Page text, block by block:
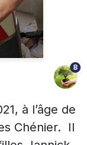
8
à l’âge de
Chénier. Il